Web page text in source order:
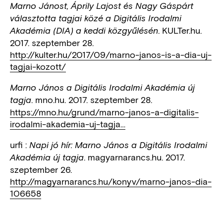
Marno Jánost, Áprily Lajost és Nagy Gáspárt
választotta tagjai közé a Digitális Irodalmi
Akadémia (DIA) a keddi közgyűlésén. KULTer.hu.
2017. szeptember 28.
http://kulter.hu/2017/09/marno-janos-is-a-dia-uj-
tagjai-kozott/
Marno János a Digitális Irodalmi Akadémia új
tagja. mno.hu. 2017. szeptember 28.
https://mno.hu/grund/marno-janos-a-digitalis-
irodalmi-akademia-uj-tagja…
urfi : Napi jó hír: Marno János a Digitális Irodalmi
Akadémia új tagja. magyarnarancs.hu. 2017.
szeptember 26.
http://magyarnarancs.hu/konyv/marno-janos-dia-
106658